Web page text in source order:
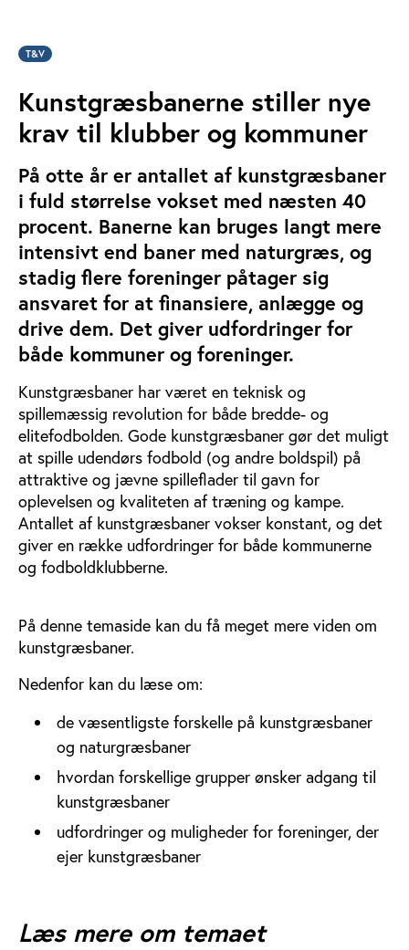
T&V
Kunstgræsbanerne stiller nye
krav til klubber og kommuner
På otte år er antallet af kunstgræsbaner
i fuld størrelse vokset med næsten 40
procent. Banerne kan bruges langt mere
intensivt end baner med naturgræs, og
stadig flere foreninger påtager sig
ansvaret for at finansiere, anlægge og
drive dem. Det giver udfordringer for
både kommuner og foreninger.
Kunstgræsbaner har været en teknisk og
spillemæssig revolution for både bredde- og
elitefodbolden. Gode kunstgræsbaner gør det muligt
at spille udendørs fodbold (og andre boldspil) på
attraktive og jævne spilleflader til gavn for
oplevelsen og kvaliteten af træning og kampe.
Antallet af kunstgræsbaner vokser konstant, og det
giver en række udfordringer for både kommunerne
og fodboldklubberne.
På denne temaside kan du få meget mere viden om
kunstgræsbaner.
Nedenfor kan du læse om:
de væsentligste forskelle på kunstgræsbaner
og naturgræsbaner
hvordan forskellige grupper ønsker adgang til
kunstgræsbaner
udfordringer og muligheder for foreninger, der
ejer kunstgræsbaner
Læs mere om temaet